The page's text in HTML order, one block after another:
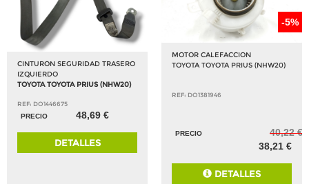
CINTURON SEGURIDAD TRASERO
IZQUIERDO
TOYOTA TOYOTA PRIUS (NHW20)
REF: DO1446675
PRECIO
48,69 €
DETALLES
-5%
MOTOR CALEFACCION
TOYOTA TOYOTA PRIUS (NHW20)
REF: DO1381946
PRECIO
40,22 €
38,21 €
DETALLES